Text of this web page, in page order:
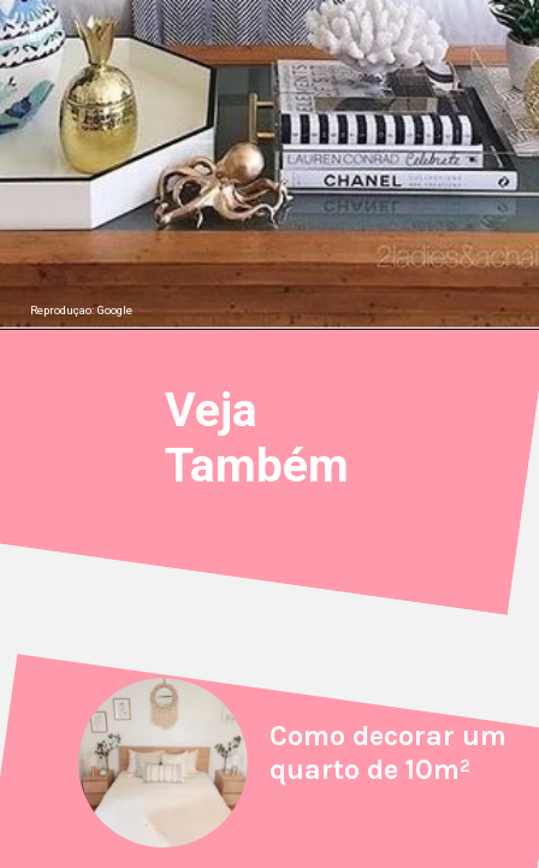
Reproduçao: Google
Veja
Também
Como decorar um
quarto de 10m²